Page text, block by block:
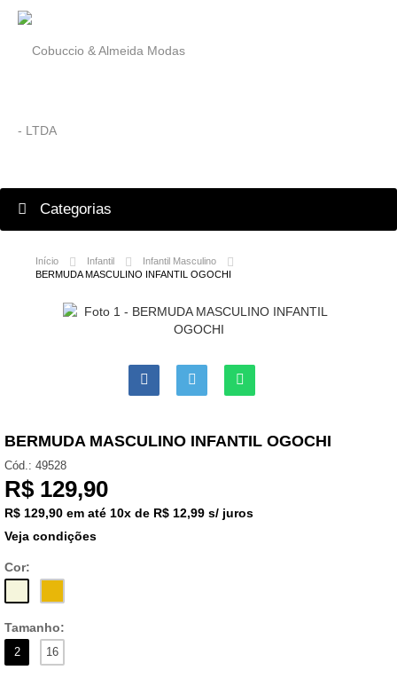
Categorias
Início Infantil
Infantil Masculino
BERMUDA MASCULINO INFANTIL OGOCHI

BERMUDA MASCULINO INFANTIL OGOCHI
Cód.: 49528
R$ 129,90
R$ 129,90 em até 10x de R$ 12,99 s/ juros
Veja condições
Cor:
Tamanho:
2 16